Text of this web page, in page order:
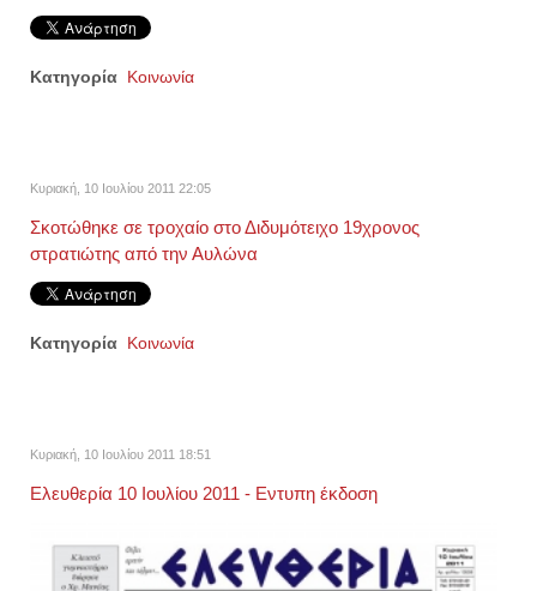
Κατηγορία Κοινωνία
Κυριακή, 10 Ιουλίου 2011 22:05
Σκοτώθηκε σε τροχαίο στο Διδυμότειχο 19χρονος
στρατιώτης από την Αυλώνα
Κατηγορία Κοινωνία
Κυριακή, 10 Ιουλίου 2011 18:51
Ελευθερία 10 Ιουλίου 2011 - Εντυπη έκδοση